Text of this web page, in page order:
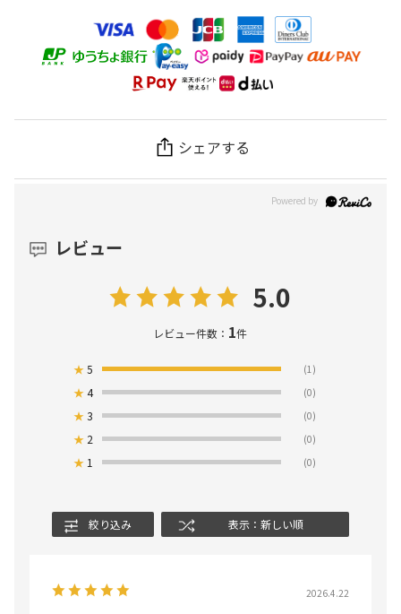
シェアする
レビュー
5.0
レビュー件数： 1件
★5 (1)
★4 (0)
★3 (0)
★ 2 (0)
★ 1 (0)
絞り込み 表示：新しい順
2026.4.22